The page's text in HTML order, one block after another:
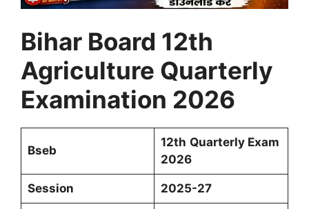
Bihar Board 12th
Agriculture Quarterly
Examination 2026
Bseb
12th Quarterly Exam
2026
Session 2025-27